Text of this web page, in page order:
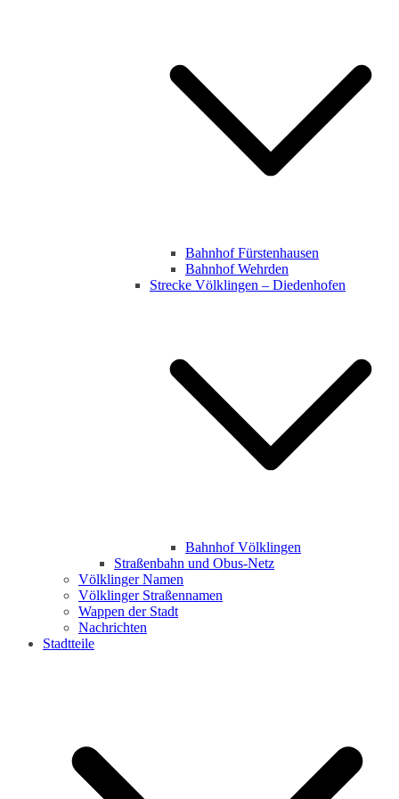
Bahnhof Fürstenhausen
Bahnhof Wehrden
Strecke Völklingen – Diedenhofen
Bahnhof Völklingen
Straßenbahn und Obus-Netz
Völklinger Namen
Völklinger Straßennamen
Wappen der Stadt
Nachrichten
Stadtteile